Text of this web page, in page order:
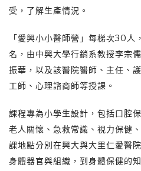
受，了解生產情況。
「愛興小小醫師營」每梯次30人
名，由中興大學行銷系教授李宗
振華，以及該醫院醫師、主任、
工師、心理諮商師等授課。
課程專為小學生設計，包括口腔
老人關懷、急救常識、視力保健
課地點分別在興大與大里仁愛醫
身體器官與組織，到身體保健的